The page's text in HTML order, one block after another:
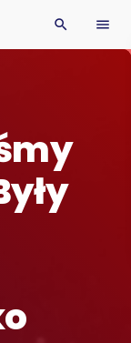
search menu